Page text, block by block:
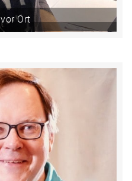
Ort